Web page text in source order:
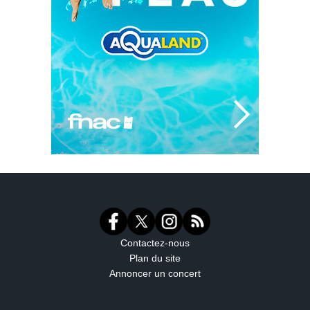
Contactez-nous
Plan du site
Annoncer un concert